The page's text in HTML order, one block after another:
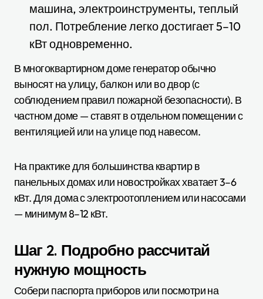
машина, электроинструменты, теплый
пол. Потребление легко достигает 5–10
кВт одновременно.
В многоквартирном доме генератор обычно
выносят на улицу, балкон или во двор (с
соблюдением правил пожарной безопасности). В
частном доме — ставят в отдельном помещении с
вентиляцией или на улице под навесом.
На практике для большинства квартир в
панельных домах или новостройках хватает 3–6
кВт. Для дома с электроотоплением или насосами
— минимум 8–12 кВт.
Шаг 2. Подробно рассчитай
нужную мощность
Собери паспорта приборов или посмотри на